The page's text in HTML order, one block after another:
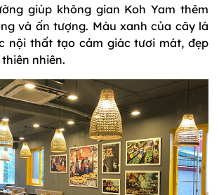
giúp không gian Koh Yam thêm
và ấn tượng. Màu xanh của cây lá
nội thất tạo cảm giác tươi mát, đẹp
nhiên.